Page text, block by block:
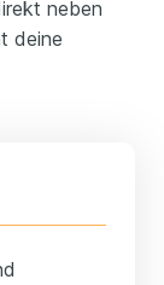
neben
deine